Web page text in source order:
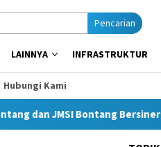
Pencarian
LAINNYA INFRASTRUKTUR
Hubungi Kami
JMSI Bontang Bersinergi Lawan